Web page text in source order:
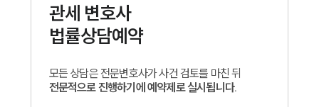
관세 변호사
법률상담예약
모든 상담은 전문변호사가 사건 검토를 마친 뒤
전문적으로 진행하기에 예약제로 실시됩니다.